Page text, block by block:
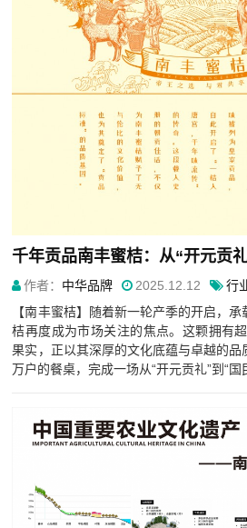
作者： 中华品牌 2025.12.12 行
【南丰蜜桔】随着新一轮产季的开启，
桔再度成为市场关注的焦点。这颗拥有
果实，正以其深厚的文化底蕴与卓越的
万户的餐桌，完成一场从“开元贡礼”到“